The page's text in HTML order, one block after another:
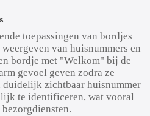
toepassingen van bordjes
van huisnummers en
bordje met "Welkom" bij de
gevoel geven zodra ze
duidelijk zichtbaar huisnummer
te identificeren, wat vooral